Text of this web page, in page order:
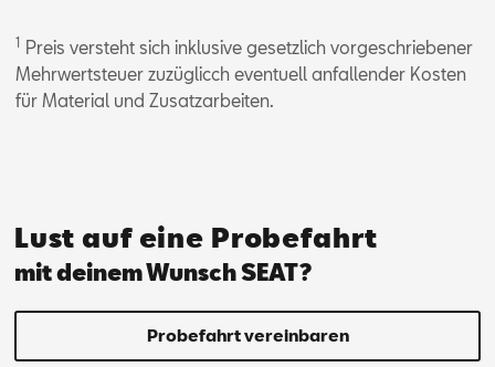
1 Preis versteht sich inklusive gesetzlich vorgeschriebener
Mehrwertsteuer zuzüglicch eventuell anfallender Kosten
für Material und Zusatzarbeiten.
Lust auf eine Probefahrt
mit deinem Wunsch SEAT?
Probefahrt vereinbaren